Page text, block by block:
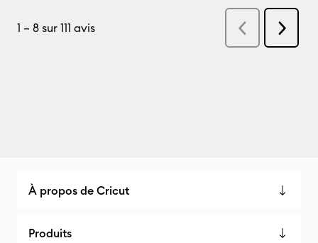
À propos de Cricut
Produits